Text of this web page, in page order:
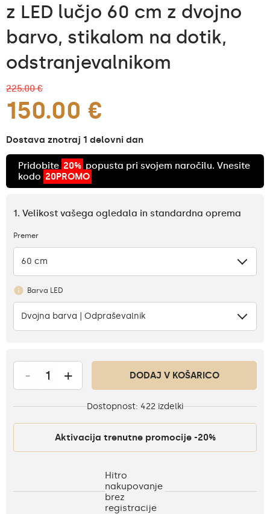
z LED lučjo 60 cm z dvojno
barvo, stikalom na dotik,
odstranjevalnikom
225.00 €
150.00 €
Dostava znotraj 1 delovni dan
Pridobite 20% popusta pri svojem naročilu. Vnesite
kodo 20PROMO
1. Velikost vašega ogledala in standardna oprema
Premer
60 cm
Barva LED
Dvojna barva | Odpraševalnik
- + DODAJ V KOŠARICO
Dostopnost: 422 izdelki
Aktivacija trenutne promocije -20%
Hitro
nakupovanje
brez
registracije